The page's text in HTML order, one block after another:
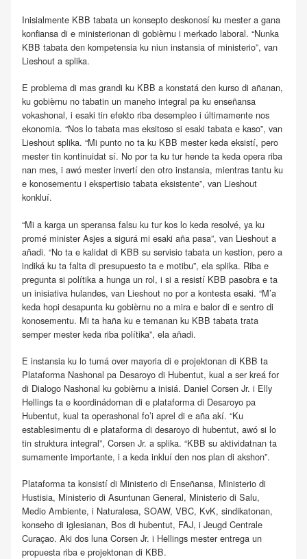
Inisialmente KBB tabata un konsepto deskonosí ku mester a gana
konfiansa di e ministerionan di gobièrnu i merkado laboral. “Nunka
KBB tabata den kompetensia ku niun instansia of ministerio”, van
Lieshout a splika.
E problema di mas grandi ku KBB a konstatá den kurso di añanan,
ku gobièrnu no tabatin un maneho integral pa ku enseñansa
vokashonal, i esaki tin efekto riba desempleo i últimamente nos
ekonomia. “Nos lo tabata mas eksitoso si esaki tabata e kaso”, van
Lieshout splika. “Mi punto no ta ku KBB mester keda eksistí, pero
mester tin kontinuidat sí. No por ta ku tur hende ta keda opera riba
nan mes, i awó mester invertí den otro instansia, mientras tantu ku
e konosementu i ekspertisio tabata eksistente”, van Lieshout
konkluí.
“Mi a karga un speransa falsu ku tur kos lo keda resolvé, ya ku
promé minister Asjes a sigurá mi esaki aña pasa”, van Lieshout a
añadi. “No ta e kalidat di KBB su servisio tabata un kestion, pero a
indiká ku ta falta di presupuesto ta e motibu”, ela splika. Riba e
pregunta si polítika a hunga un rol, i si a resistí KBB pasobra e ta
un inisiativa hulandes, van Lieshout no por a kontesta esaki. “M’a
keda hopi desapunta ku gobièrnu no a mira e balor di e sentro di
konosementu. Mi ta haña ku e temanan ku KBB tabata trata
semper mester keda riba polítika”, ela añadi.
E instansia ku lo tumá over mayoria di e projektonan di KBB ta
Plataforma Nashonal pa Desaroyo di Hubentut, kual a ser kreá for
di Dialogo Nashonal ku gobièrnu a inisiá. Daniel Corsen Jr. i Elly
Hellings ta e koordinádornan di e plataforma di Desaroyo pa
Hubentut, kual ta operashonal fo’i aprel di e aña akí. “Ku
establesimentu di e plataforma di desaroyo di hubentut, awó si lo
tin struktura integral”, Corsen Jr. a splika. “KBB su aktividatnan ta
sumamente importante, i a keda inkluí den nos plan di akshon”.
Plataforma ta konsistí di Ministerio di Enseñansa, Ministerio di
Hustisia, Ministerio di Asuntunan General, Ministerio di Salu,
Medio Ambiente, i Naturalesa, SOAW, VBC, KvK, sindikatonan,
konseho di iglesianan, Bos di hubentut, FAJ, i Jeugd Centrale
Curaçao. Aki dos luna Corsen Jr. i Hellings mester entrega un
propuesta riba e projektonan di KBB.